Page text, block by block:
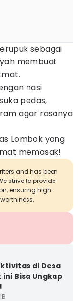
sebagai
membuat
nasi
pedas,
agar rasanya
Lombok yang
memasak!
and has been
strive to provide
ensuring high
di Desa
Bisa Ungkap